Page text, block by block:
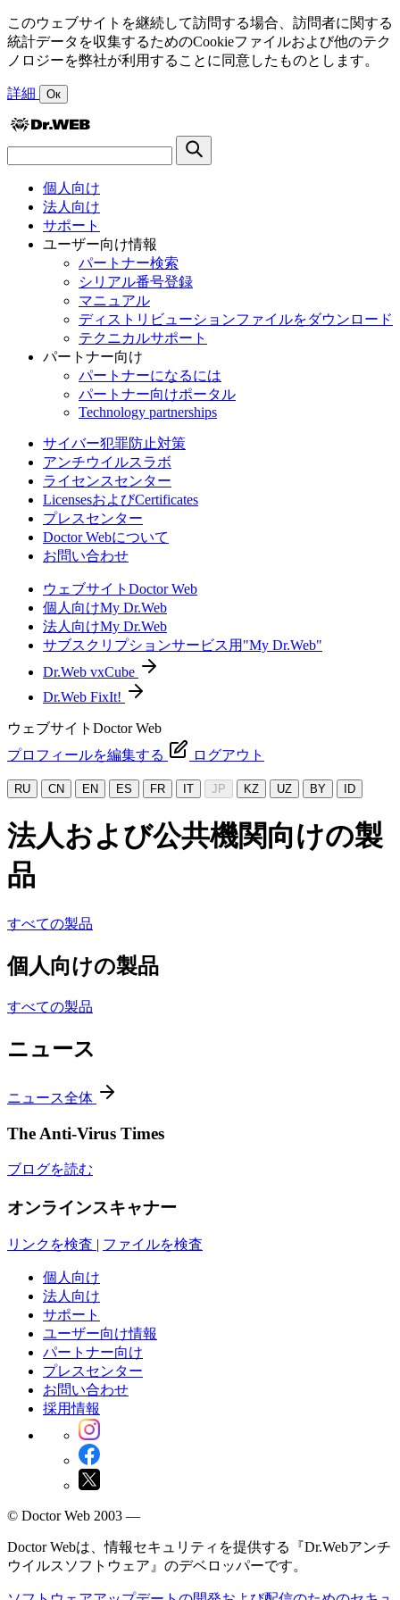
このウェブサイトを継続して訪問する場合、訪問者に関する
統計データを収集するためのCookieファイルおよび他のテク
ノロジーを弊社が利用することに同意したものとします。
詳細 Ок
個人向け
法人向け
サポート
ユーザー向け情報
パートナー検索
シリアル番号登録
マニュアル
ディストリビューションファイルをダウンロード
テクニカルサポート
パートナー向け
パートナーになるには
パートナー向けポータル
Technology partnerships
サイバー犯罪防止対策
アンチウイルスラボ
ライセンスセンター
LicensesおよびCertificates
プレスセンター
Doctor Webについて
お問い合わせ
ウェブサイトDoctor Web
個人向けMy Dr.Web
法人向けMy Dr.Web
サブスクリプションサービス用"My Dr.Web"
Dr.Web vxCube
Dr.Web FixIt!
ウェブサイトDoctor Web
プロフィールを編集する
ログアウト
RU CN EN ES FR IT JP KZ UZ BY ID
法人および公共機関向けの製
品
すべての製品
個人向けの製品
すべての製品
ニュース
ニュース全体
The Anti-Virus Times
ブログを読む
オンラインスキャナー
リンクを検査 | ファイルを検査
個人向け
法人向け
サポート
ユーザー向け情報
パートナー向け
プレスセンター
お問い合わせ
採用情報
© Doctor Web 2003 —
Doctor Webは、情報セキュリティを提供する『Dr.Webアンチ
ウイルスソフトウェア』のデベロッパーです。